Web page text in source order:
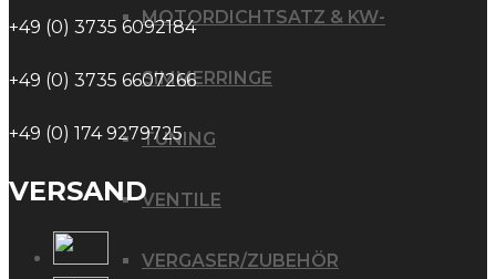
MOTORDICHTSATZ & KW-
SIMMERRINGE
TUNING
VENTILE
VERGASER/ZUBEHÖR
+49 (0) 3735 6092184
+49 (0) 3735 6607266
+49 (0) 174 9279725
VERSAND